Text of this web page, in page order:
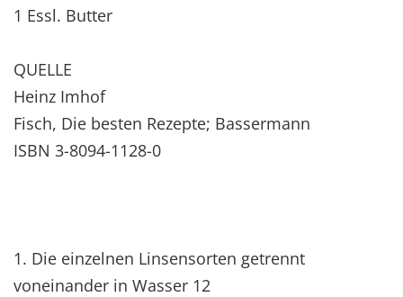
1 Essl. Butter
QUELLE
Heinz Imhof
Fisch, Die besten Rezepte; Bassermann
ISBN 3-8094-1128-0
1. Die einzelnen Linsensorten getrennt
voneinander in Wasser 12